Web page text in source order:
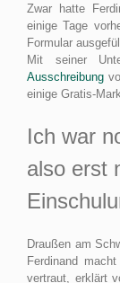
Zwar hatte
einige Tage
Formular
Mit seiner
Ausschreibung
einige Gratis-
Ich war
also erst
Draußen am
Ferdinand
vertraut, erklärt